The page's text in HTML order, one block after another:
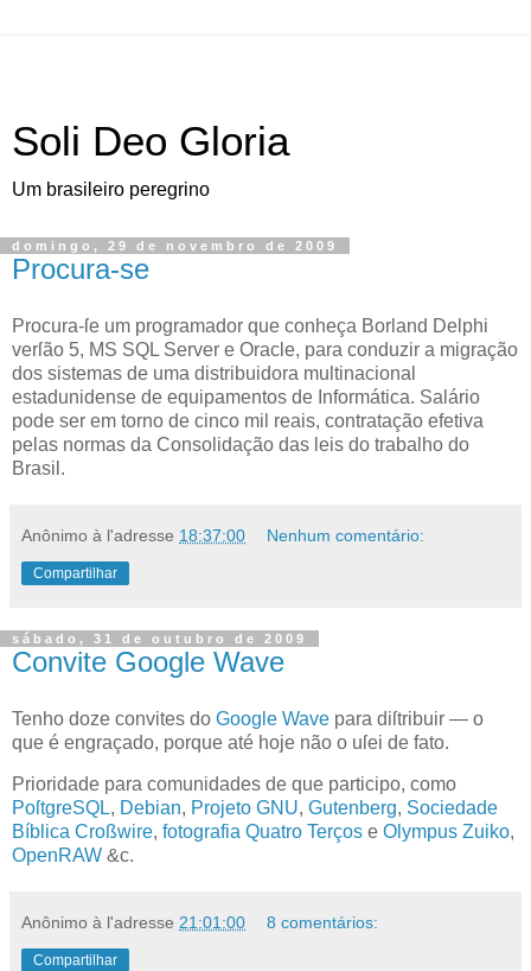
Soli Deo Gloria
Um brasileiro peregrino
domingo, 29 de novembro de 2009
Procura-se
Procura‐ſe um programador que conheça Borland Delphi
verſão 5, MS SQL Server e Oracle, para conduzir a migração
dos sistemas de uma distribuidora multinacional
estadunidense de equipamentos de Informática. Salário
pode ser em torno de cinco mil reais, contratação efetiva
pelas normas da Consolidação das leis do trabalho do
Brasil.
Anônimo à l'adresse 18:37:00 Nenhum comentário:
Compartilhar
sábado, 31 de outubro de 2009
Convite Google Wave
Tenho doze convites do Google Wave para diſtribuir — o
que é engraçado, porque até hoje não o uſei de fato.
Prioridade para comunidades de que participo, como
PoſtgreSQL, Debian, Projeto GNU, Gutenberg, Sociedade
Bíblica Croßwire, fotografia Quatro Terços e Olympus Zuiko,
OpenRAW &c.
Anônimo à l'adresse 21:01:00 8 comentários:
Compartilhar